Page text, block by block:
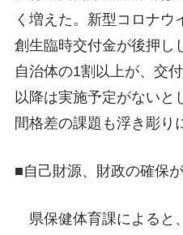
く増えた。新型コロナウ
創生臨時交付金が後押し
自治体の1割以上が、交
以降は実施予定がないと
間格差の課題も浮き彫り
■自己財源、財政の確保
県保健体育課によると